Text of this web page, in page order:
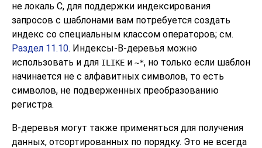
не локаль C, для поддержки индексирования
запросов с шаблонами вам потребуется создать
индекс со специальным классом операторов; см.
Раздел 11.10. Индексы-B-деревья можно
использовать и для ILIKE и ~*, но только если шаблон
начинается не с алфавитных символов, то есть
символов, не подверженных преобразованию
регистра.
B-деревья могут также применяться для получения
данных, отсортированных по порядку. Это не всегда